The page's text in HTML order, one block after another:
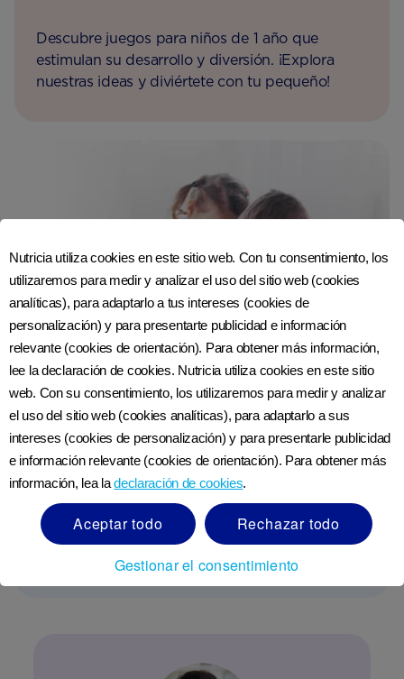
Descubre juegos para niños de 1 año que
estimulan su desarrollo y diversión. ¡Explora
nuestras ideas y diviértete con tu pequeño!
Actividades divertidas para
niños de 2 años | NutriciaClub
ECU
Descubre juegos y actividades para niños de 2
años que estimulan su desarrollo y aprendizaje.
¡Explora nuestras ideas!
Nutricia utiliza cookies en este sitio web. Con tu consentimiento, los
utilizaremos para medir y analizar el uso del sitio web (cookies
analíticas), para adaptarlo a tus intereses (cookies de
personalización) y para presentarte publicidad e información
relevante (cookies de orientación). Para obtener más información,
lee la declaración de cookies. Nutricia utiliza cookies en este sitio
web. Con su consentimiento, los utilizaremos para medir y analizar
el uso del sitio web (cookies analíticas), para adaptarlo a sus
intereses (cookies de personalización) y para presentarle publicidad
e información relevante (cookies de orientación). Para obtener más
información, lea ladeclaración de cookies.
Aceptar todo
Rechazar todo
Gestionar el consentimiento